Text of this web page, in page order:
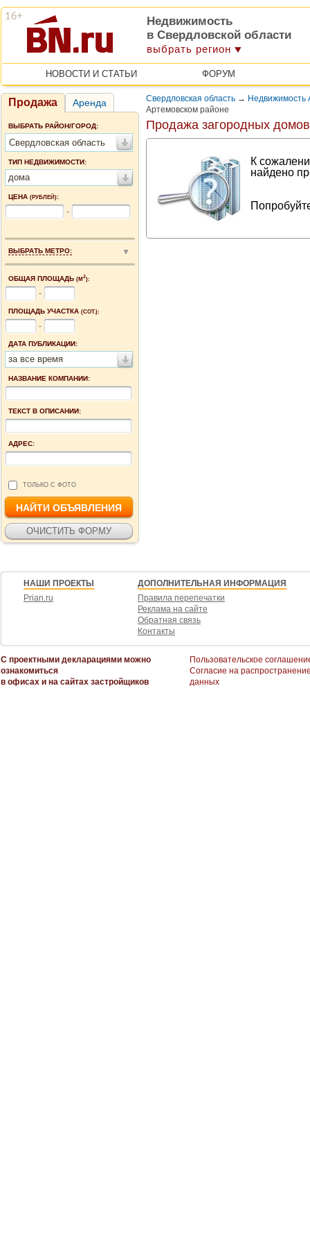
Недвижимость
в Свердловской области
выбрать регион
НОВОСТИ И СТАТЬИ ФОРУМ
Продажа Аренда
ВЫБРАТЬ РАЙОН/ГОРОД:
Свердловская область
ТИП НЕДВИЖИМОСТИ:
дома
ЦЕНА (РУБЛЕЙ):
-
ВЫБРАТЬ МЕТРО:
ОБЩАЯ ПЛОЩАДЬ (М2):
-
ПЛОЩАДЬ УЧАСТКА (СОТ.):
-
ДАТА ПУБЛИКАЦИИ:
за все время
НАЗВАНИЕ КОМПАНИИ:
ТЕКСТ В ОПИСАНИИ:
АДРЕС:
ТОЛЬКО С ФОТО
Свердловская область → Недвижимость
Артемовском районе
Продажа загородных
К
найдено
НАШИ ПРОЕКТЫ
Prian.ru
ДОПОЛНИТЕЛЬНАЯ ИНФОРМАЦИЯ
Правила перепечатки
Реклама на сайте
Обратная связь
Контакты
С проектными декларациями можно
ознакомиться
в офисах и на сайтах застройщиков
Пользовательское
Согласие на
данных